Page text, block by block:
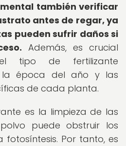
también verificar
antes de regar, ya
pueden sufrir daños si
Además, es crucial
el tipo de fertilizante
la época del año y las
de cada planta.
es la limpieza de las
puede obstruir los
Por tanto, es